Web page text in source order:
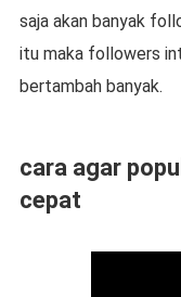
saja akan banyak
itu maka followers
bertambah banyak.
cara agar
cepat